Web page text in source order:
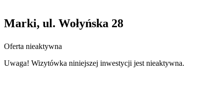
Marki, ul. Wołyńska 28
Oferta nieaktywna
Uwaga! Wizytówka niniejszej inwestycji jest nieaktywna.